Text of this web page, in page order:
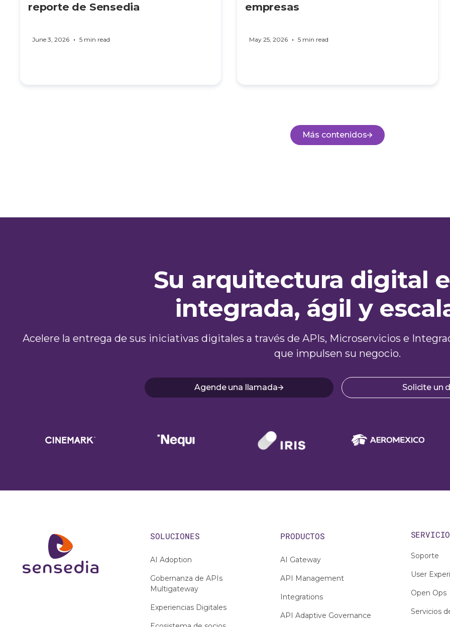
reporte de Sensedia
June 3, 2026 • 5 min read
empresas
May 25, 2026 • 5 min read
Más contenidos
Su arquitectura digital
integrada, ágil y
Acelere la entrega de sus iniciativas digitales a través de APIs, Microservicios e
que impulsen su negocio.
Agende una llamada Solicite un
SOLUCIONES
AI Adoption
Gobernanza de APIs
Multigateway
Experiencias Digitales
PRODUCTOS
AI Gateway
API Management
Integrations
API Adaptive Governance
Soporte
User
Open Ops
Servicios